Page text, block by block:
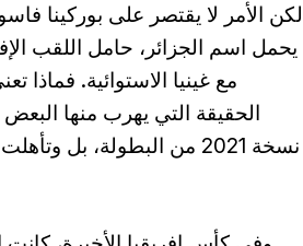
لكن الأمر لا يقتصر على بوركينا
مع غينيا الاستوائية.
الحقيقة التي يهرب منها
نسخة 2021 من البطولة،